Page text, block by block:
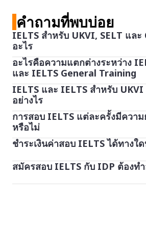
คำถามที่พบบ่อย
IELTS สําหรับ UKVI, SELT และ
อะไร
IELTS สําหรับ UKVI ซึ่งบางครั้งเรียก
กับการสอบ IELTS อื่น ๆ แต่เพิ่มมาตร
ปลอดภัยที่จําเป็นโดยรัฐบาลของสหร
มาตรฐานสากลของยุโรปในการวัดคว
ภาษา (CEFR) เป็นมาตรฐานสากลสํา
ทางภาษา โดยจะอธิบายถึงความสาม
ระดับคะแนน 6 ระดับ ตั้งแต่ระดับ A1
ระดับ C2 สําหรับผู้ที่มีความเชี่ยวชาญ
อะไรคือความแตกต่างระหว่าง
และ IELTS General Training
หากคุณต้องการศึกษาในระดับอุดมศึก
ภาษาอังกฤษ คุณอาจจําเป็นต้องทําการ
Academic
การสอบ General Training จะพิจาร
ทางภาษาอังกฤษของคุณในสภาพแวด
สังคม หากคุณวางแผนที่จะศึกษาในร
IELTS และ IELTS สําหรับ
อย่างไร
IELTS และ IELTS สําหรับ UKVI เป็น
ประการในแง่ของรูปแบบ เนื้อหา การ
ของความยาก ความแตกต่างเพียงอย่าง
สําหรับ UKVI ได้รับการอนุมัติโดยกร
การสอบ IELTS แต่ละครั้งมีควา
หรือไม่
การสอบ IELTS แต่ละส่วนจะมีความย
ความคุ้นเคยกับหัวข้อในการสอบอาจ
ง่ายในการสอบด้วยเช่นกัน
ชำระเงินค่าสอบ IELTS ได้ทางใด
ผู้สอบสามารถชำระค่าสอบ IELTS ได้
บัตรเครดิต (Visa, Mastercard หรือ
สมัครสอบ IELTS กับ IDP ต้องทำ